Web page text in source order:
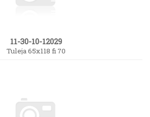
11-30-10-12029
Tuleja 65x118 fi 70